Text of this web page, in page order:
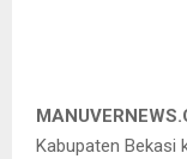
Kabupaten Bekasi